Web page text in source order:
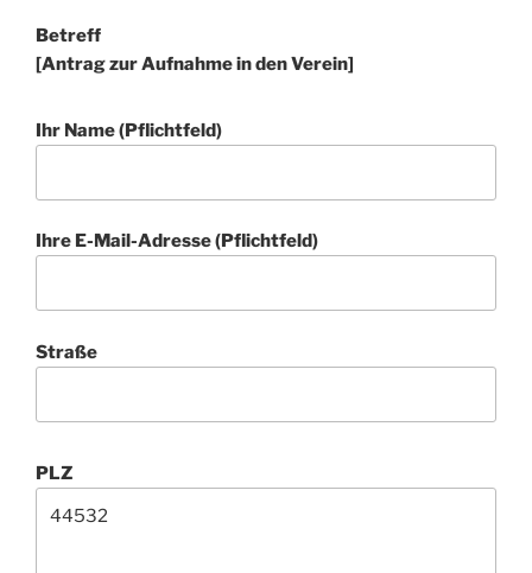
Betreff
[Antrag zur Aufnahme in den Verein]
Ihr Name (Pflichtfeld)
Ihre E-Mail-Adresse (Pflichtfeld)
Straße
PLZ